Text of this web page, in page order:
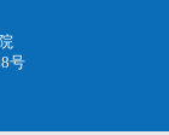
号